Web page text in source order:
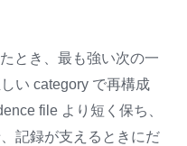
とき、最も強い次の一
い category で再構成
file より短く保ち、
記録が支えるときにだ